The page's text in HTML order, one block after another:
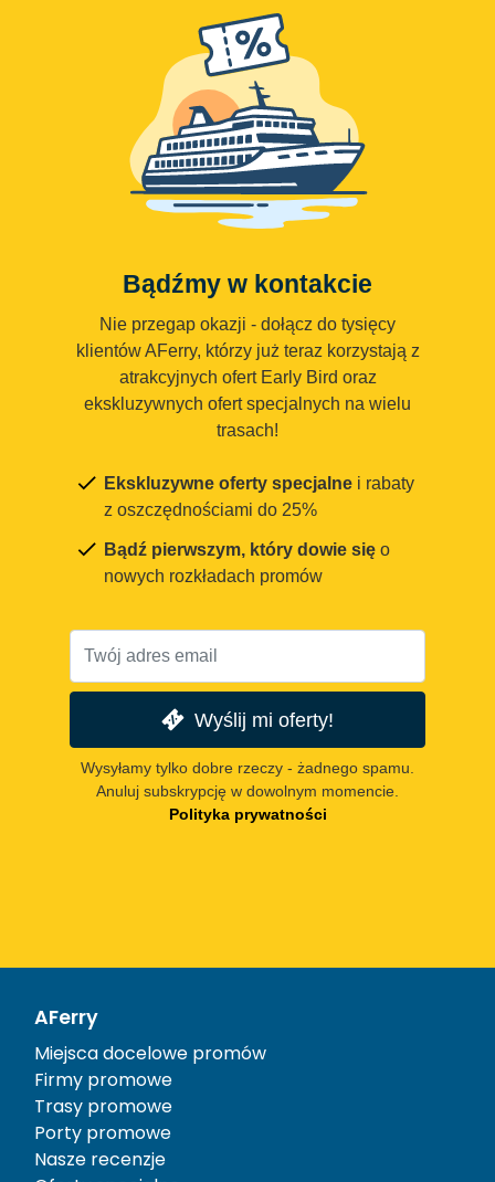
Bądźmy w kontakcie
Nie przegap okazji - dołącz do tysięcy
klientów AFerry, którzy już teraz korzystają z
atrakcyjnych ofert Early Bird oraz
ekskluzywnych ofert specjalnych na wielu
trasach!
Ekskluzywne oferty specjalne i rabaty
z oszczędnościami do 25%
Bądź pierwszym, który dowie się o
nowych rozkładach promów
Wyślij mi oferty!
Wysyłamy tylko dobre rzeczy - żadnego spamu.
Anuluj subskrypcję w dowolnym momencie.
Polityka prywatności
AFerry
Miejsca docelowe promów
Firmy promowe
Trasy promowe
Porty promowe
Nasze recenzje